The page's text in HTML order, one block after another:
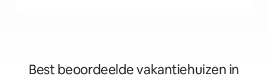
Best beoordeelde vakantiehuizen in